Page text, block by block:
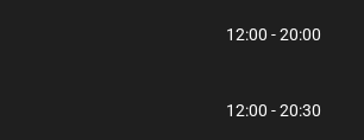
12:00 - 20:00
12:00 - 20:30